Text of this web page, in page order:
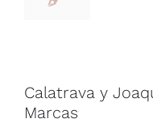
Calatrava y
Marcas